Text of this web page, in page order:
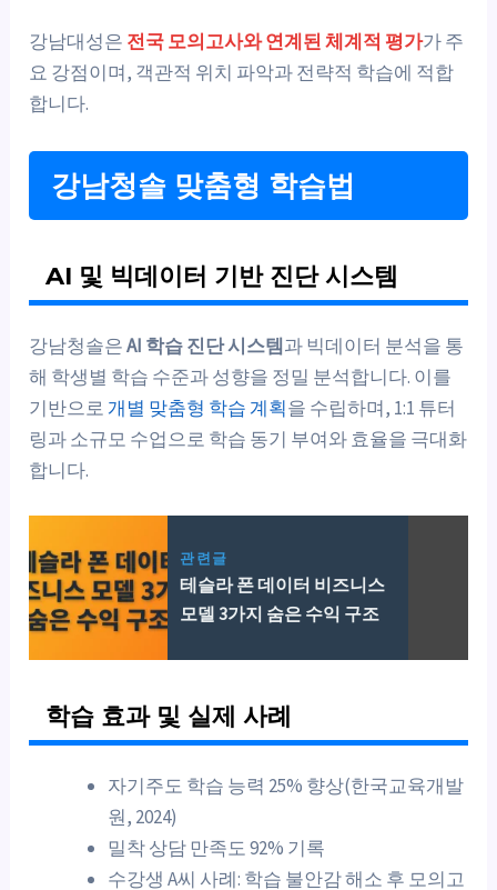
강남대성은 전국 모의고사와 연계된 체계적 평가가 주
요 강점이며, 객관적 위치 파악과 전략적 학습에 적합
합니다.
강남청솔 맞춤형 학습법
AI 및 빅데이터 기반 진단 시스템
강남청솔은AI 학습 진단 시스템과 빅데이터 분석을 통
해 학생별 학습 수준과 성향을 정밀 분석합니다. 이를
기반으로개별 맞춤형 학습 계획을 수립하며, 1:1 튜터
링과 소규모 수업으로 학습 동기 부여와 효율을 극대화
합니다.
관련글
테슬라 폰 데이터 비즈니스
모델 3가지 숨은 수익 구조
학습 효과 및 실제 사례
자기주도 학습 능력 25% 향상(한국교육개발
원, 2024)
밀착 상담 만족도 92% 기록
수강생 A씨 사례: 학습 불안감 해소 후 모의고